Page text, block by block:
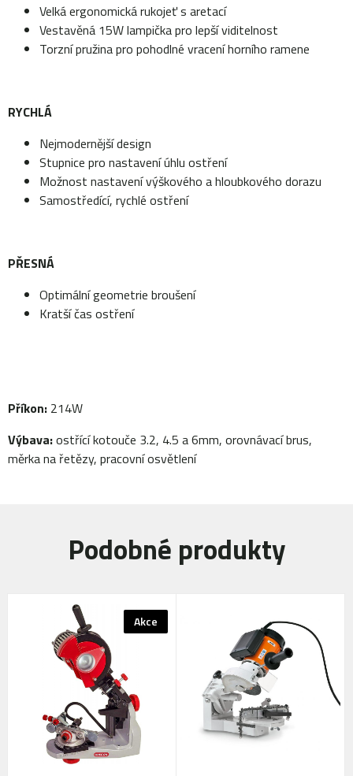
Velká ergonomická rukojeť s aretací
Vestavěná 15W lampička pro lepší viditelnost
Torzní pružina pro pohodlné vracení horního ramene
RYCHLÁ
Nejmodernější design
Stupnice pro nastavení úhlu ostření
Možnost nastavení výškového a hloubkového dorazu
Samostředící, rychlé ostření
PŘESNÁ
Optimální geometrie broušení
Kratší čas ostření
Příkon: 214W
Výbava:ostřící kotouče 3.2, 4.5 a 6mm, orovnávací brus,
měrka na řetězy, pracovní osvětlení
Podobné produkty
Akce